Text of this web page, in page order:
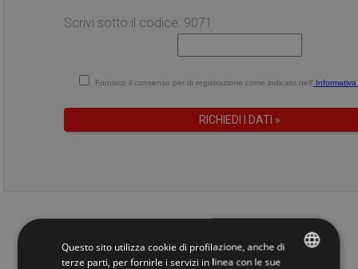
Scrivi sotto il codice: 9071
Fornisco il consenso per di registrazione come indicato nell’Informativa
Questo sito utilizza cookie di profilazione, anche di
terze parti, per fornirle i servizi in linea con le sue